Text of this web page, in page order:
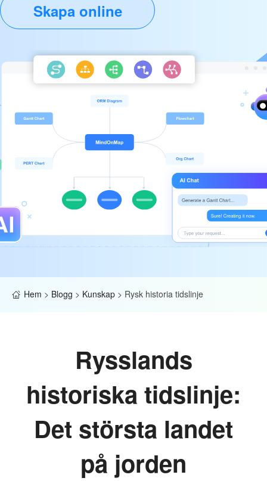
Skapa online
Hem > Blogg > Kunskap > Rysk historia tidslinje
Rysslands
historiska tidslinje:
Det största landet
på jorden